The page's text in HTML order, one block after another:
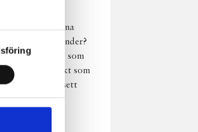
provat
från dina
mjölkbönder?
lika god varm som
passar perfekt som
oavsett
året om.